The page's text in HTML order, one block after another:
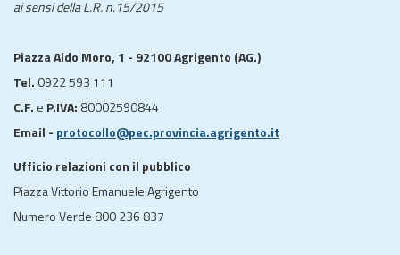
ai sensi della L.R. n.15/2015
Piazza Aldo Moro, 1 - 92100 Agrigento (AG.)
Tel. 0922 593 111
C.F. e P.IVA: 80002590844
Email - protocollo@pec.provincia.agrigento.it
Ufficio relazioni con il pubblico
Piazza Vittorio Emanuele Agrigento
Numero Verde 800 236 837